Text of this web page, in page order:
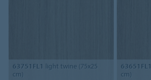
63751FL1 light twine (75x25
cm)
63651FL1
cm)